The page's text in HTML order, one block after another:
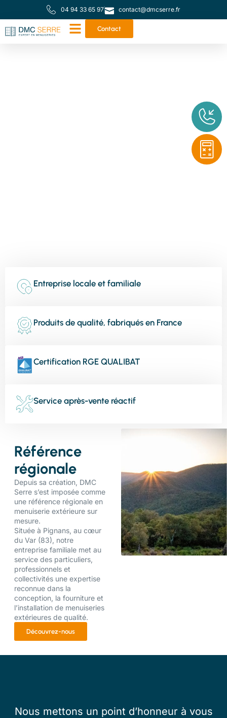
04 94 33 65 97 contact@dmcserre.fr
Contact
Votre partenaire de
proximité pour toutes
Entreprise locale et familiale
Produits de qualité, fabriqués en France
Certification RGE QUALIBAT
Service après-vente réactif
Référence
régionale
Depuis sa création, DMC
Serre s’est imposée comme
une référence régionale en
menuiserie extérieure sur
mesure.
Située à Pignans, au cœur
du Var (83), notre
entreprise familiale met au
service des particuliers,
professionnels et
collectivités une expertise
reconnue dans la
conception, la fourniture et
l’installation de menuiseries
extérieures de qualité.
Découvrez-nous
Nous mettons un point d’honneur à vous